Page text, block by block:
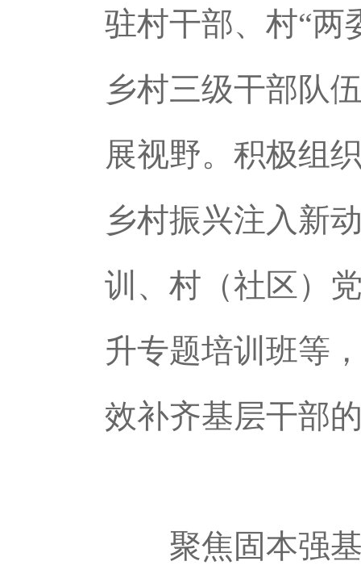
驻村干部、村“两
乡村三级干部队
展视野。积极组
乡村振兴注入新
训、村（社区）
升专题培训班等
效补齐基层干部
聚焦固本强基